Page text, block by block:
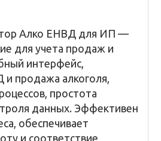
Алко ЕНВД для ИП —
для учета продаж и
интерфейс,
продажа алкоголя,
простота
данных. Эффективен
обеспечивает
и соответствие